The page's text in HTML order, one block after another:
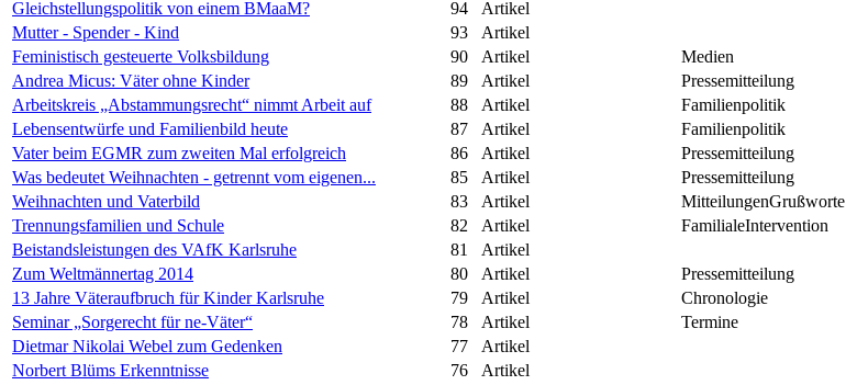
Gleichstellungspolitik von einem BMaaM?
94 Artikel
Mutter - Spender - Kind
93 Artikel
Feministisch gesteuerte Volksbildung
90 Artikel Medien
Andrea Micus: Väter ohne Kinder
89 Artikel Pressemitteilung
Arbeitskreis „Abstammungsrecht“ nimmt Arbeit auf
88 Artikel Familienpolitik
Lebensentwürfe und Familienbild heute
87 Artikel Familienpolitik
Vater beim EGMR zum zweiten Mal erfolgreich
86 Artikel Pressemitteilung
Was bedeutet Weihnachten - getrennt vom eigenen...
85 Artikel Pressemitteilung
Weihnachten und Vaterbild
83 Artikel MitteilungenGrußworte
Trennungsfamilien und Schule
82 Artikel FamilialeIntervention
Beistandsleistungen des VAfK Karlsruhe
81 Artikel
Zum Weltmännertag 2014
80 Artikel Pressemitteilung
13 Jahre Väteraufbruch für Kinder Karlsruhe
79 Artikel Chronologie
Seminar „Sorgerecht für ne-Väter“
78 Artikel Termine
Dietmar Nikolai Webel zum Gedenken
77 Artikel
Norbert Blüms Erkenntnisse
76 Artikel